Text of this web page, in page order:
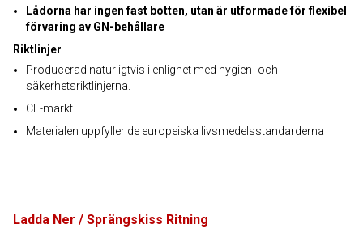
Lådorna har ingen fast botten, utan är utformade för flexibel
förvaring av GN-behållare
Riktlinjer
Producerad naturligtvis i enlighet med hygien- och
säkerhetsriktlinjerna.
CE-märkt
Materialen uppfyller de europeiska livsmedelsstandarderna
Ladda Ner / Sprängskiss Ritning